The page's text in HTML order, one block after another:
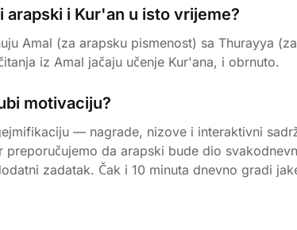
arapski i Kur'an u isto vrijeme?
Amal (za arapsku pismenost) sa Thurayya
iz Amal jačaju učenje Kur'ana, i obrnuto.
motivaciju?
— nagrade, nizove i interaktivni
preporučujemo da arapski bude dio
zadatak. Čak i 10 minuta dnevno gradi